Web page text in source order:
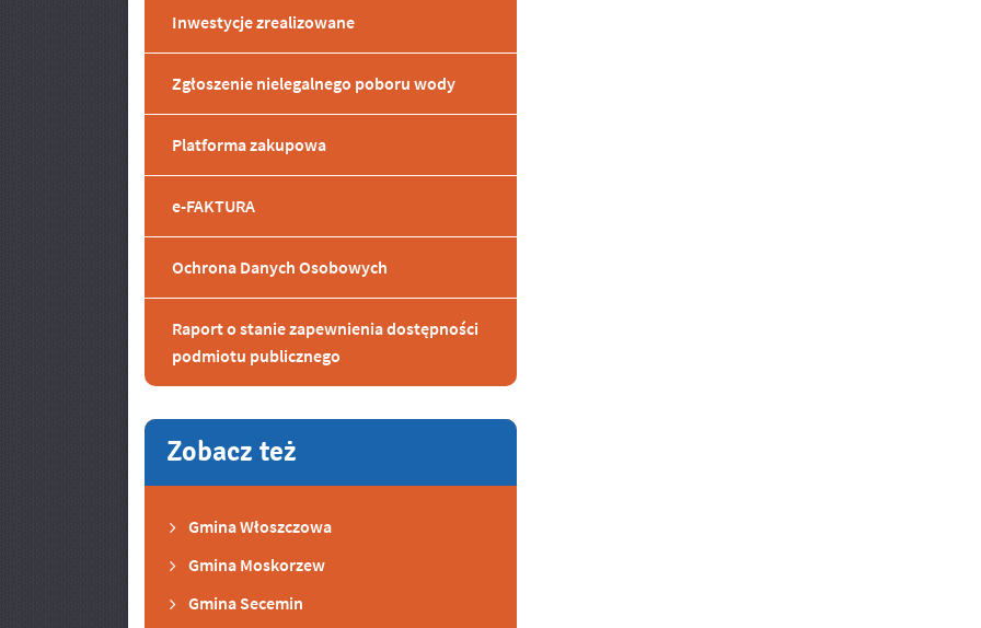
Inwestycje zrealizowane
Zgłoszenie nielegalnego poboru wody
Platforma zakupowa
e-FAKTURA
Ochrona Danych Osobowych
Raport o stanie zapewnienia dostępności
podmiotu publicznego
Zobacz też
Gmina Włoszczowa
Gmina Moskorzew
Gmina Secemin